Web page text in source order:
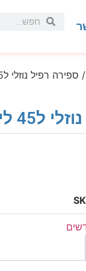
/ ספירה רפיל נוזלי ל45 לילות 1/24
לילות 1/24